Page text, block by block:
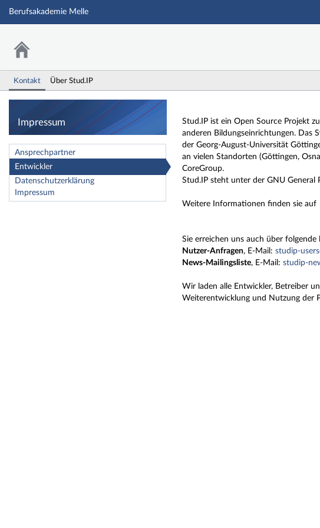
Berufsakademie Melle
Kontakt Über Stud.IP
Impressum
Ansprechpartner
Entwickler
Datenschutzerklärung
Impressum
Stud.IP ist ein Open Source Projekt
anderen Bildungseinrichtungen. Das
der Georg-August-Universität
an vielen Standorten (Göttingen,
CoreGroup.
Stud.IP steht unter der GNU General
Weitere Informationen finden sie auf
Sie erreichen uns auch über folgende
Nutzer-Anfragen, E-Mail:studip-
News-Mailingsliste, E-Mail:studip-
Wir laden alle Entwickler, Betreiber
Weiterentwicklung und Nutzung der